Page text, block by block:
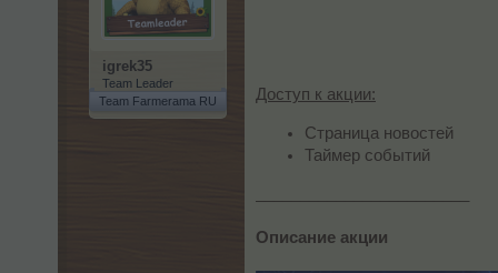
igrek35
Team Leader
Team Farmerama RU
Доступ к акции:
Страница новостей
Таймер событий
Описание акции